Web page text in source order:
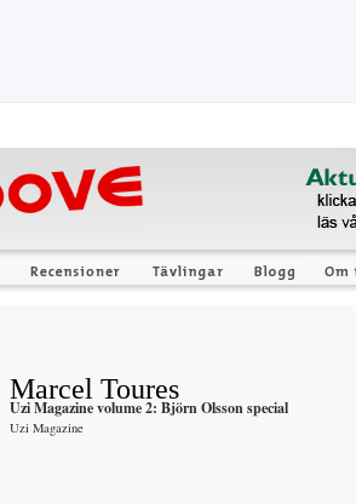
Marcel Toures
Uzi Magazine volume 2: Björn Olsson special
Uzi Magazine